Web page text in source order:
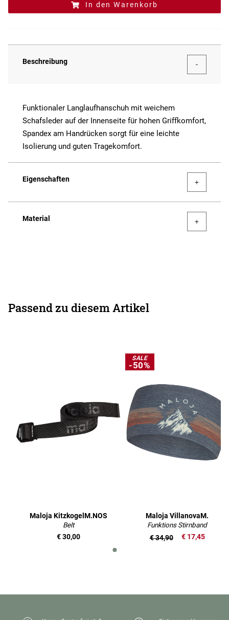
In den Warenkorb
Beschreibung
Funktionaler Langlaufhanschuh mit weichem
Schafsleder auf der Innenseite für hohen Griffkomfort,
Spandex am Handrücken sorgt für eine leichte
Isolierung und guten Tragekomfort.
Eigenschaften
Material
Passend zu diesem Artikel
Maloja KitzkogelM.NOS
Belt
€ 30,00
SALE
-50%
Maloja VillanovaM.
Funktions Stirnband
€ 17,45
€ 34,90